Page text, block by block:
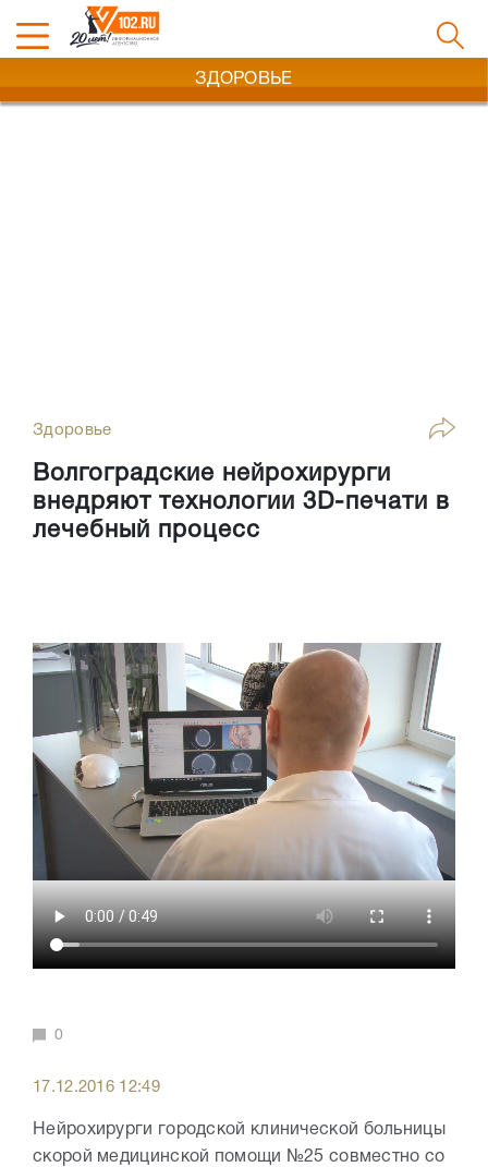
ЗДОРОВЬЕ
Здоровье
Волгоградские нейрохирурги
внедряют технологии 3D-печати в
лечебный процесс
0
17.12.2016 12:49
Нейрохирурги городской клинической больницы
скорой медицинской помощи №25 совместно со